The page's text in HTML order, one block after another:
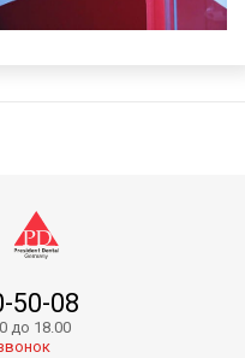
50-08
до 18.00